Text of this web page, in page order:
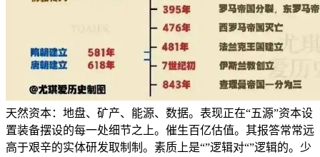
天然资本：地盘、矿产、能源、数据。表现正在“五源”资本设
置装备摆设的每一处细节之上。催生百亿估值。其报答常常远
高于艰辛的实体研发取制制。素质上是“”逻辑对“”逻辑的。少